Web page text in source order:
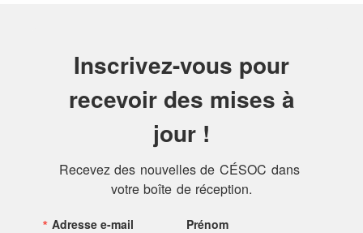
Inscrivez-vous pour
recevoir des mises à
jour !
Recevez des nouvelles de CÉSOC dans
votre boîte de réception.
Adresse e-mail Prénom